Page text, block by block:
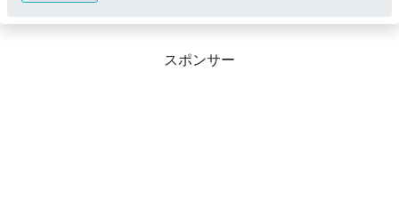
スポンサー